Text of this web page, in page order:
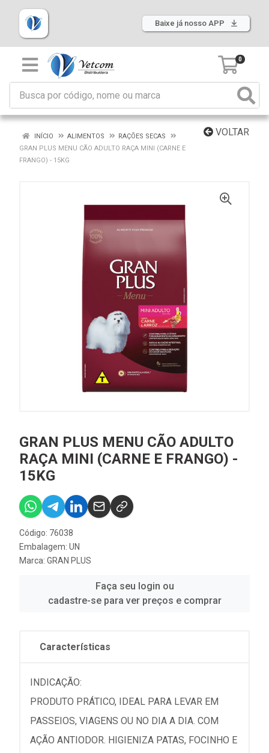
Baixe já nosso APP
0
VOLTAR
INÍCIO ALIMENTOS
RAÇÕES SECAS
GRAN PLUS MENU CÃO ADULTO RAÇA MINI (CARNE E
FRANGO) - 15KG
GRAN PLUS MENU CÃO ADULTO
RAÇA MINI (CARNE E FRANGO) -
15KG
Código: 76038
Embalagem: UN
Marca: GRAN PLUS
Faça seu login ou
cadastre-se para ver preços e comprar
Características
INDICAÇÃO:
PRODUTO PRÁTICO, IDEAL PARA LEVAR EM
PASSEIOS, VIAGENS OU NO DIA A DIA. COM
AÇÃO ANTIODOR. HIGIENIZA PATAS, FOCINHO E